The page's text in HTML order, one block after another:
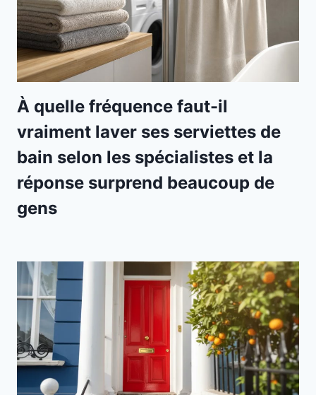
À quelle fréquence faut-il
vraiment laver ses serviettes de
bain selon les spécialistes et la
réponse surprend beaucoup de
gens